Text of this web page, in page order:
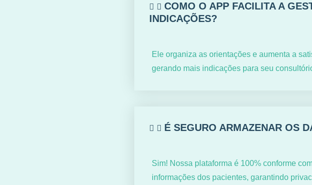
COMO O APP FACILITA A
INDICAÇÕES?
Ele organiza as orientações e aumenta a
gerando mais indicações para seu
É SEGURO ARMAZENAR OS
Sim! Nossa plataforma é 100% conforme
informações dos pacientes, garantindo